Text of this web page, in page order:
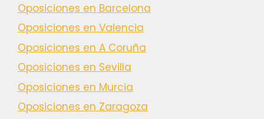
Oposiciones en Barcelona
Oposiciones en Valencia
Oposiciones en A Coruña
Oposiciones en Sevilla
Oposiciones en Murcia
Oposiciones en Zaragoza